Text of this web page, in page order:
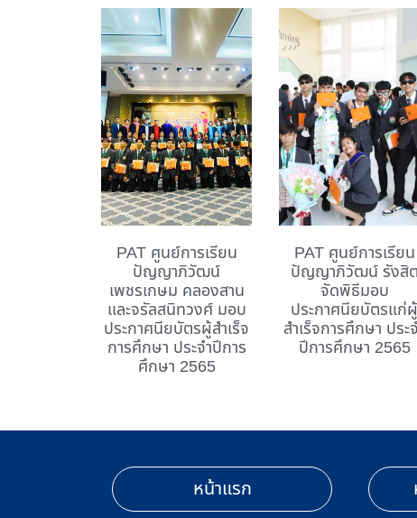
PAT ศูนย์การเรียน
ปัญญาภิวัฒน์
เพชรเกษม คลองสาน
และจรัลสนิทวงศ์ มอบ
ประกาศนียบัตรผู้สำเร็จ
การศึกษา ประจำปีการ
ศึกษา 2565
PAT ศูนย์การเรียน
ปัญญาภิวัฒน์ รังสิต
จัดพิธีมอบ
ประกาศนียบัตรแก่ผู้
สำเร็จการศึกษา ประ
ปีการศึกษา 2565
หน้าแรก